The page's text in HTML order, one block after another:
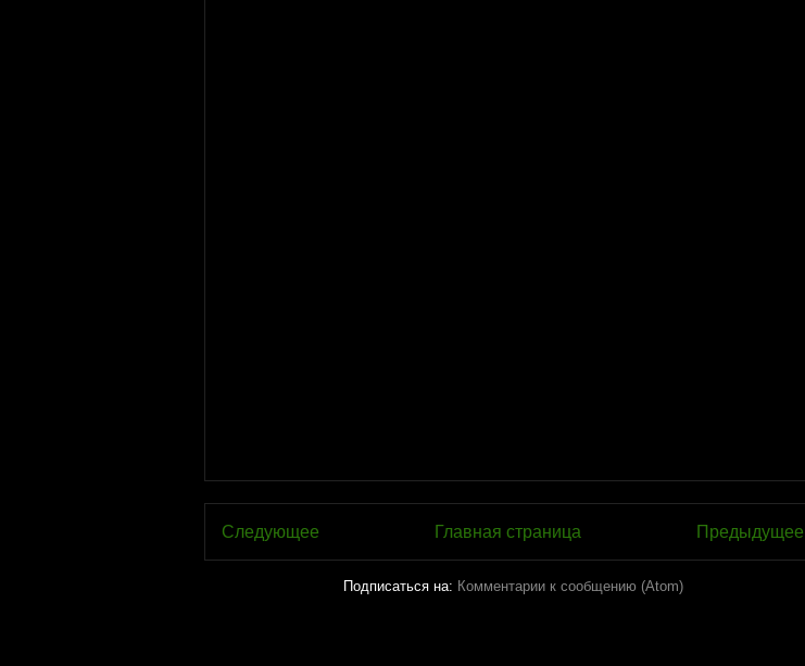
Следующее Предыдущее
Главная страница
Подписаться на: Комментарии к сообщению (Atom)